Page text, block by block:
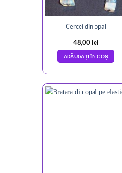
Cercei din opal
48,00 lei
ADĂUGAȚI ÎN COȘ